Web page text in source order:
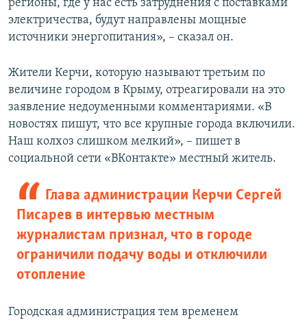
регионы, где у нас есть затруднения с поставками
электричества, будут направлены мощные
источники энергопитания», – сказал он.
Жители Керчи, которую называют третьим по
величине городом в Крыму, отреагировали на это
заявление недоуменными комментариями. «В
новостях пишут, что все крупные города включили.
Наш колхоз слишком мелкий», – пишет в
социальной сети «ВКонтакте» местный житель.
Глава администрации Керчи Сергей
Писарев в интервью местным
журналистам признал, что в городе
ограничили подачу воды и отключили
отопление
Городская администрация тем временем